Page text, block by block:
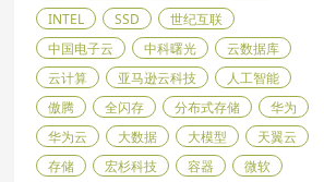
INTEL
SSD
世纪互联
中国电子云
中科曙光
云数据库
云计算
亚马逊云科技
人工智能
傲腾
全闪存 分布式存储
华为
华为云
大数据 大模型
天翼云
存储
宏杉科技 容器
微软